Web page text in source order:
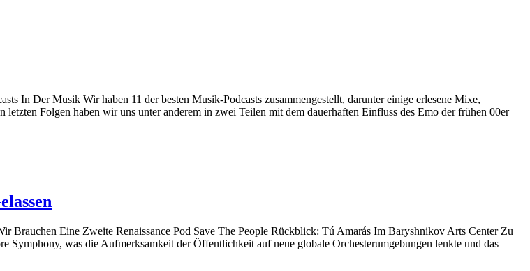
In Der Musik Wir haben 11 der besten Musik-Podcasts zusammengestellt, darunter einige erlesene Mixe,
Folgen haben wir uns unter anderem in zwei Teilen mit dem dauerhaften Einfluss des Emo der frühen 00er
Brauchen Eine Zweite Renaissance Pod Save The People Rückblick: Tú Amarás Im Baryshnikov Arts Center Zu
Symphony, was die Aufmerksamkeit der Öffentlichkeit auf neue globale Orchesterumgebungen lenkte und das